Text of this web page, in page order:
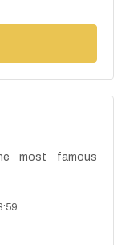
most famous